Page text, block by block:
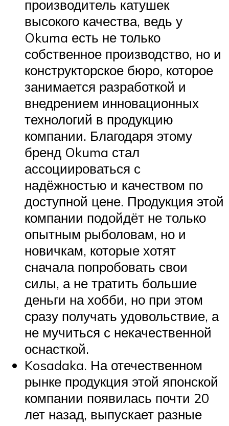
производитель катушек
высокого качества, ведь у
Okuma есть не только
собственное производство, но и
конструкторское бюро, которое
занимается разработкой и
внедрением инновационных
технологий в продукцию
компании. Благодаря этому
бренд Okuma стал
ассоциироваться с
надёжностью и качеством по
доступной цене. Продукция этой
компании подойдёт не только
опытным рыболовам, но и
новичкам, которые хотят
сначала попробовать свои
силы, а не тратить большие
деньги на хобби, но при этом
сразу получать удовольствие, а
не мучиться с некачественной
оснасткой.
Kosadaka. На отечественном
рынке продукция этой японской
компании появилась почти 20
лет назад, выпускает разные